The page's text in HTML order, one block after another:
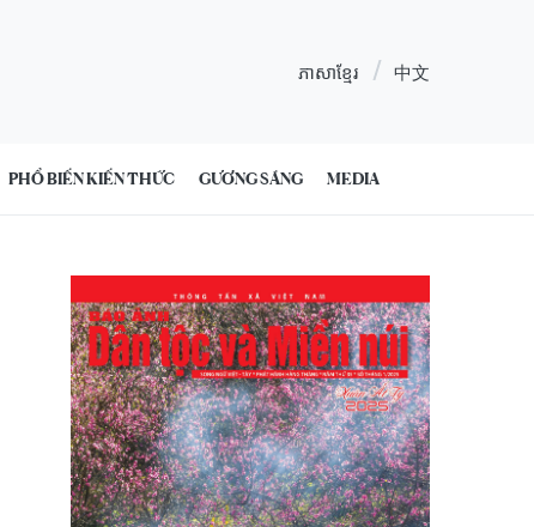
ភាសាខ្មែរ 中文
PHỔ BIẾN KIẾN THỨC GƯƠNG SÁNG MEDIA